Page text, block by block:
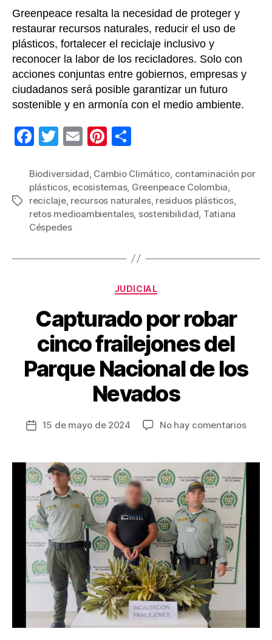
Greenpeace resalta la necesidad de proteger y
restaurar recursos naturales, reducir el uso de
plásticos, fortalecer el reciclaje inclusivo y
reconocer la labor de los recicladores. Solo con
acciones conjuntas entre gobiernos, empresas y
ciudadanos será posible garantizar un futuro
sostenible y en armonía con el medio ambiente.
F
c
e
b
o
o
T
tt
er
E
ail
Pi
er
e
st
m
p
ar
Etiquetas
Biodiversidad, Cambio Climático, contaminación por
plásticos, ecosistemas, Greenpeace Colombia,
reciclaje, recursos naturales, residuos plásticos,
retos medioambientales, sostenibilidad, Tatiana
Céspedes
Categorías
JUDICIAL
Capturado por robar
cinco frailejones del
Parque Nacional de los
Nevados
Fecha
entrada
15 de mayo de 2024 No hay comentariosen
robar
cinco